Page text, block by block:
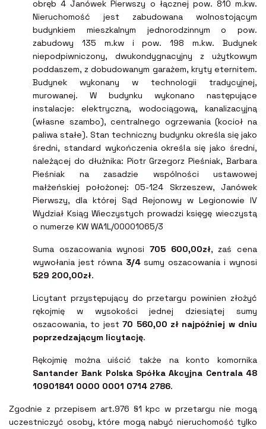
obręb 4 Janówek Pierwszy o łącznej pow. 810 m.kw.
Nieruchomość jest zabudowana wolnostojącym
budynkiem mieszkalnym jednorodzinnym o pow.
zabudowy 135 m.kw i pow. 198 m.kw. Budynek
niepodpiwniczony, dwukondygnacyjny z użytkowym
poddaszem, z dobudowanym garażem, kryty eternitem.
Budynek wykonany w technologii tradycyjnej,
murowanej. W budynku wykonano następujące
instalacje: elektryczną, wodociągową, kanalizacyjną
(własne szambo), centralnego ogrzewania (kocioł na
paliwa stałe). Stan techniczny budynku określa się jako
średni, standard wykończenia określa się jako średni,
należącej do dłużnika: Piotr Grzegorz Pieśniak, Barbara
Pieśniak na zasadzie wspólności ustawowej
małżeńskiej położonej: 05-124 Skrzeszew, Janówek
Pierwszy, dla której Sąd Rejonowy w Legionowie IV
Wydział Ksiąg Wieczystych prowadzi księgę wieczystą
o numerze KW WA1L/00001065/3
Suma oszacowania wynosi 705 600,00zł, zaś cena
wywołania jest równa 3/4sumy oszacowania i wynosi
529 200,00zł.
Licytant przystępujący do przetargu powinien złożyć
rękojmię w wysokości jednej dziesiątej sumy
oszacowania, to jest70 560,00 zł najpóźniej w dniu
poprzedzającym licytację.
Rękojmię można uiścić także na konto komornika
Santander Bank Polska Spółka Akcyjna Centrala 48
10901841 0000 0001 0714 2786.
Zgodnie z przepisem art.976 §1 kpc w przetargu nie mogą
uczestniczyć osoby, które mogą nabyć nieruchomość tylko